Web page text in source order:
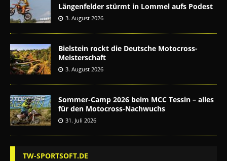
Längenfelder stürmt in Lommel aufs Podest
3. August 2026
Bielstein rockt die Deutsche Motocross-
Meisterschaft
3. August 2026
Sommer-Camp 2026 beim MCC Tessin – alles
für den Motocross-Nachwuchs
31. Juli 2026
TW-SPORTSOFT.DE